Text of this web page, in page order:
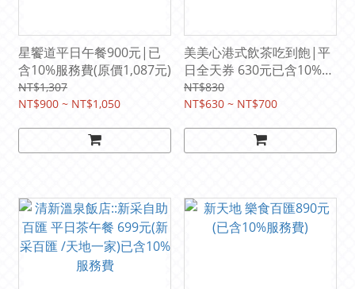
星饗道平日午餐900元|已
含10%服務費(原價1,087元)
NT$1,307
NT$900 ~ NT$1,050
美美心港式飲茶吃到飽|平
日全天券 630元已含10%服
務費(原價745元)
NT$830
NT$630 ~ NT$700